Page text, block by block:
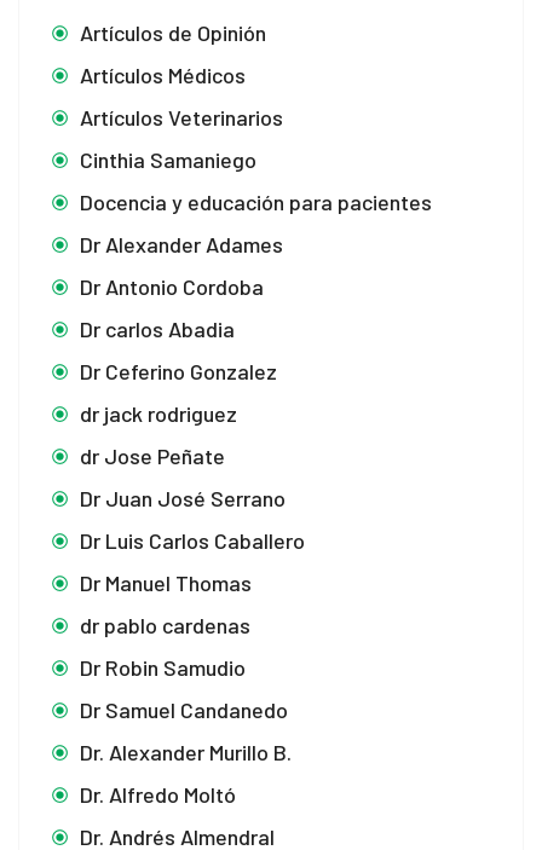
Panel
oku
Panel
panel
Oku
panel
panel
Panel
Artículos de Opinión
Artículos Médicos
Artículos Veterinarios
Cinthia Samaniego
Docencia y educación para pacientes
Dr Alexander Adames
Dr Antonio Cordoba
Dr carlos Abadia
Dr Ceferino Gonzalez
dr jack rodriguez
dr Jose Peñate
Dr Juan José Serrano
Dr Luis Carlos Caballero
Dr Manuel Thomas
dr pablo cardenas
Dr Robin Samudio
Dr Samuel Candanedo
Dr. Alexander Murillo B.
Dr. Alfredo Moltó
Dr. Andrés Almendral